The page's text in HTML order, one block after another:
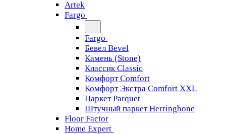
Artek
Fargo
Fargo
Бевел Bevel
Камень (Stone)
Классик Classic
Комфорт Comfort
Комфорт Экстра Comfort XXL
Паркет Parquet
Штучный паркет Herringbone
Floor Factor
Home Expert